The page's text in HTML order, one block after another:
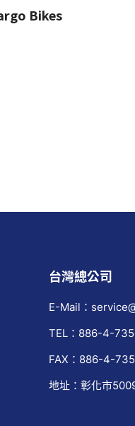
Bikes
台灣總公司
E-Mail：
TEL：886-4-
FAX：886-4-
地址：彰化市